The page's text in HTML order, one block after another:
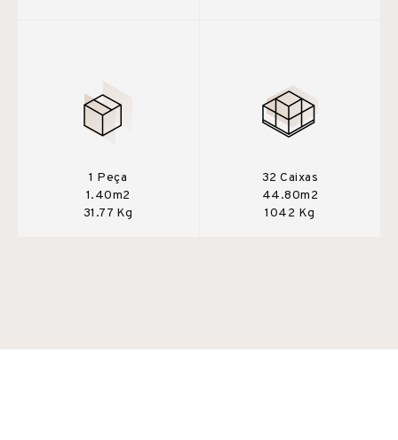
1 Peça
1.40m2
31.77 Kg
32 Caixas
44.80m2
1042 Kg